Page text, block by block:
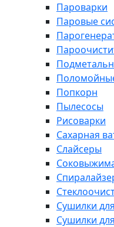
Пароварки
Паровые
Попкорн
Пылесосы
Рисоварки
Сахарная
Слайсеры
Сушилки
Сушилки